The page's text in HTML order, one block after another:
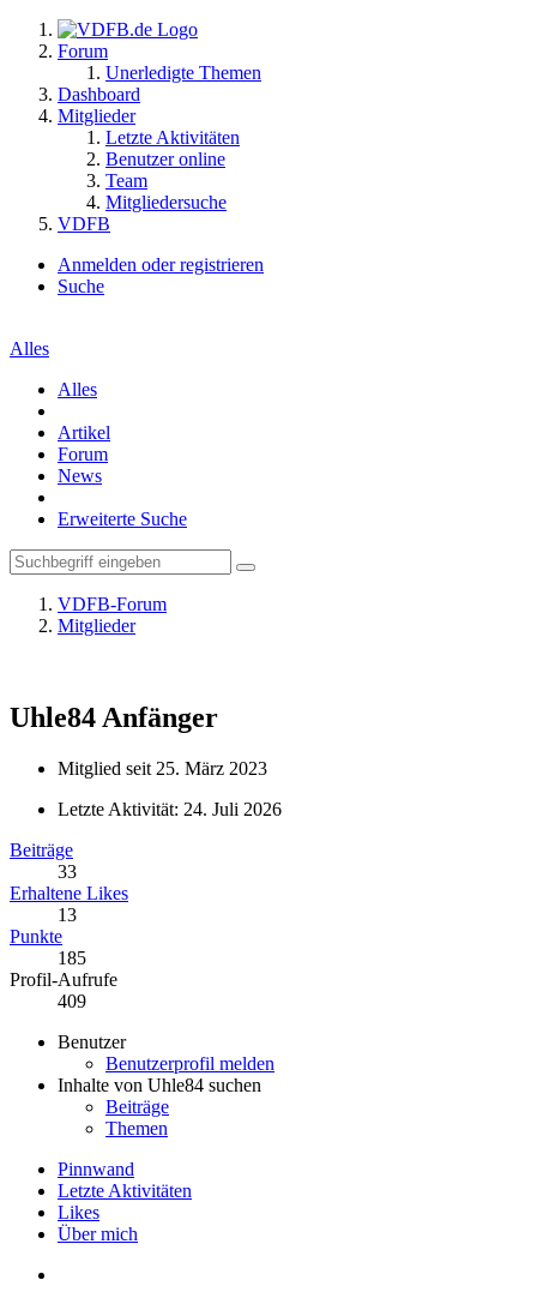
Forum
Unerledigte Themen
Dashboard
Mitglieder
Letzte Aktivitäten
Benutzer online
Team
Mitgliedersuche
VDFB
Anmelden oder registrieren
Suche
Alles
Alles
Artikel
Forum
News
Erweiterte Suche
VDFB-Forum
Mitglieder
Uhle84 Anfänger
Mitglied seit 25. März 2023
Letzte Aktivität: 24. Juli 2026
Beiträge
33
Erhaltene Likes
13
Punkte
185
Profil-Aufrufe
409
Benutzer
Benutzerprofil melden
Inhalte von Uhle84 suchen
Beiträge
Themen
Pinnwand
Letzte Aktivitäten
Likes
Über mich